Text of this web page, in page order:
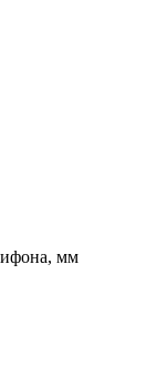
мм